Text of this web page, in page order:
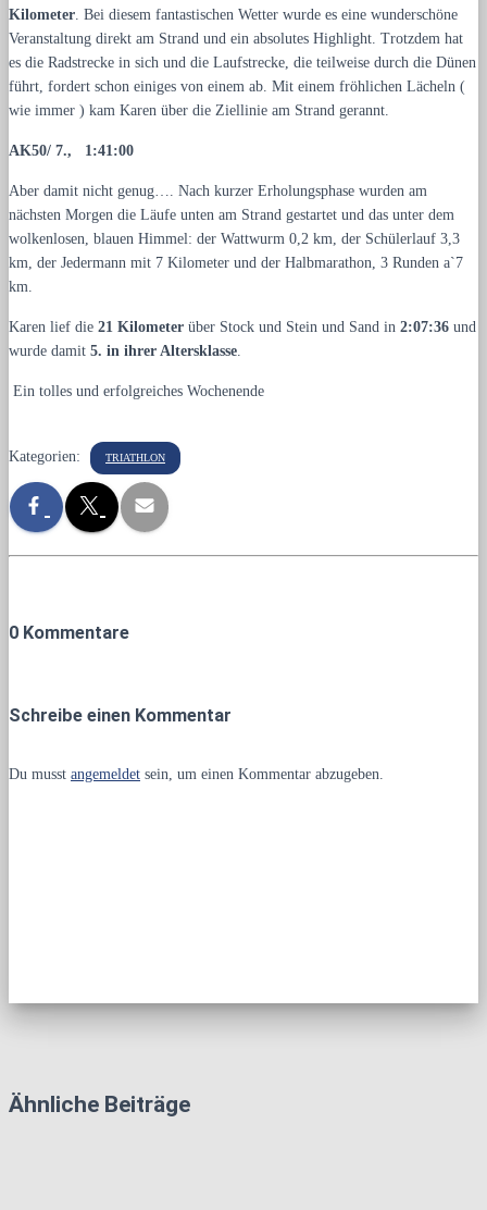
:
Kilometer . Bei diesem fantastischen Wetter wurde es eine wunderschöne
Veranstaltung direkt am Strand und ein absolutes Highlight. Trotzdem hat
es die Radstrecke in sich und die Laufstrecke, die teilweise durch die Dünen
führt, fordert schon einiges von einem ab. Mit einem fröhlichen Lächeln (
wie immer ) kam Karen über die Ziellinie am Strand gerannt.
AK50/ 7., 1:41:00
Aber damit nicht genug…. Nach kurzer Erholungsphase wurden am
nächsten Morgen die Läufe unten am Strand gestartet und das unter dem
wolkenlosen, blauen Himmel: der Wattwurm 0,2 km, der Schülerlauf 3,3
km, der Jedermann mit 7 Kilometer und der Halbmarathon, 3 Runden a`7
km.
Karen lief die 21 Kilometer über Stock und Stein und Sand in 2:07:36 und
wurde damit 5. in ihrer Altersklasse
Ein tolles und erfolgreiches Wochenende
Kategorien: TRIATHLON
0 Kommentare
Schreibe einen Kommentar
Du musst angemeldet sein, um einen Kommentar abzugeben.
Ähnliche Beiträge